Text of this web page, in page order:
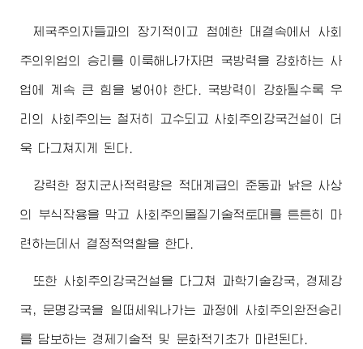
제국주의자들과의 장기적이고 첨예한 대결속에서 사회
주의위업의 승리를 이룩해나가자면 국방력을 강화하는 사
업에 계속 큰 힘을 넣어야 한다. 국방력이 강화될수록 우
리의 사회주의는 철저히 고수되고 사회주의강국건설이 더
욱 다그쳐지게 된다.
강력한 정치군사적력량은 적대계급의 준동과 낡은 사상
의 부식작용을 막고 사회주의물질기술적토대를 튼튼히 마
련하는데서 결정적역할을 한다.
또한 사회주의강국건설을 다그쳐 과학기술강국, 경제강
국, 문명강국을 일떠세워나가는 과정에 사회주의완전승리
를 담보하는 경제기술적 및 문화적기초가 마련된다.